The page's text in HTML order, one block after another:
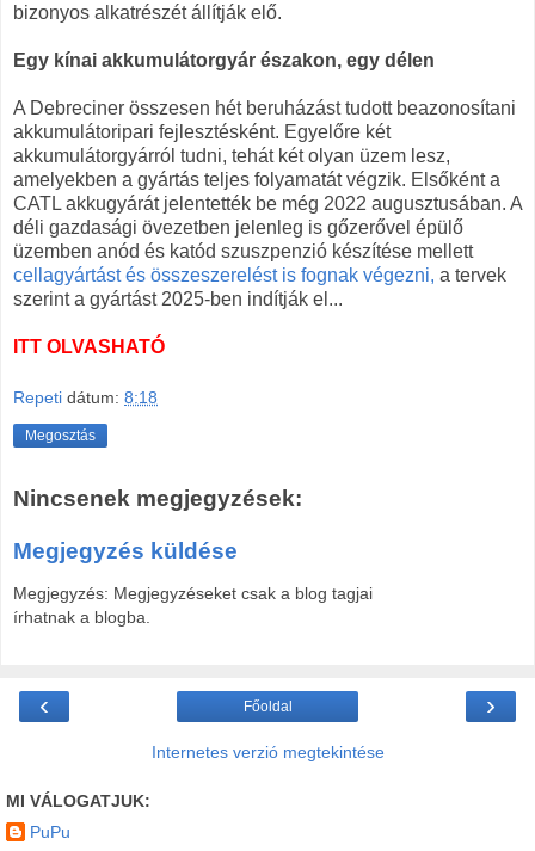
bizonyos alkatrészét állítják elő.
Egy kínai akkumulátorgyár északon, egy délen
A Debreciner összesen hét beruházást tudott beazonosítani
akkumulátoripari fejlesztésként. Egyelőre két
akkumulátorgyárról tudni, tehát két olyan üzem lesz,
amelyekben a gyártás teljes folyamatát végzik. Elsőként a
CATL akkugyárát jelentették be még 2022 augusztusában. A
déli gazdasági övezetben jelenleg is gőzerővel épülő
üzemben anód és katód szuszpenzió készítése mellett
cellagyártást és összeszerelést is fognak végezni, a tervek
szerint a gyártást 2025-ben indítják el...
ITT OLVASHATÓ
Repeti dátum: 8:18
Megosztás
Nincsenek megjegyzések:
Megjegyzés küldése
Megjegyzés: Megjegyzéseket csak a blog tagjai
írhatnak a blogba.
‹ ›
Főoldal
Internetes verzió megtekintése
MI VÁLOGATJUK:
PuPu